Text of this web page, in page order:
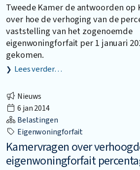
Tweede Kamer de antwoorden op
over hoe de verhoging van de
vaststelling van het zogenoemde
eigenwoningforfait per 1 januari
gekomen.
Lees verder…
Nieuws
6 jan 2014
Belastingen
Eigenwoningforfait
Kamervragen over
eigenwoningforfait